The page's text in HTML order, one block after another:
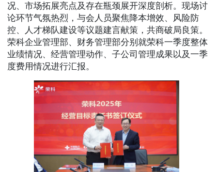
况、市场拓展亮点及存在瓶颈展开深度剖析。现场讨
论环节气氛热烈，与会人员聚焦降本增效、风险防
控、人才梯队建设等议题建言献策，共商破局良策。
荣科企业管理部、财务管理部分别就荣科一季度整体
业绩情况、经营管理动作、子公司管理成果以及一季
度费用情况进行汇报。